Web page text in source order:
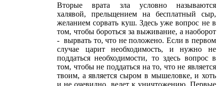
Вторые врата зла условно называются
халявой, прельщением на бесплатный сыр,
желанием сорвать куш. Здесь уже вопрос не в
том, чтобы бороться за выживание, а наоборот
- вырвать то, что не положено. Если в первом
случае царит необходимость, и нужно не
поддаться необходимости, то здесь вопрос в
том, чтобы не поддаться на то, что не является
твоим, а является сыром в мышеловке, и хоть
и не очевидно, ведет к уничтожению. Первые